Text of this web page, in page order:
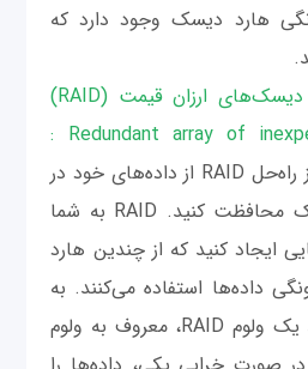
هارد دیسک وجود دارد که
آرایه اضافی از دیسک‌های ارزان قیمت (RAID)
می‌توانید با استفاده از راه‌حل RAID از داده‌های خود در
برابر خرابی هارددیسک محافظت کنید. RAID به شما
ایجاد کنید که از چندین هارد
داده‌ها استفاده می‌کنند. به
عنوان مثال، می‌توانید یک ولوم RAID، معروف به ولوم